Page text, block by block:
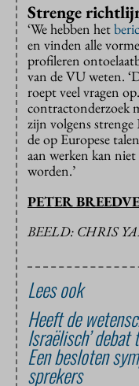
Strenge
‘We hebben het
en vinden alle
profileren
van de VU weten.
roept veel vragen
contractonderzoek
zijn volgens
de op Europese
aan werken kan
worden.’
PETER
BEELD: CHRIS
Lees ook
Heeft de
Israëlisch’
Een besloten
sprekers